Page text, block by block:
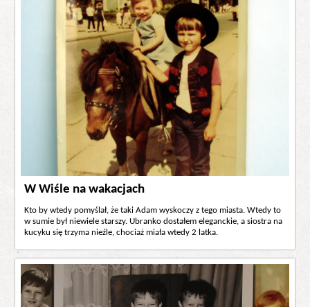
W Wiśle na wakacjach
Kto by wtedy pomyślał, że taki Adam wyskoczy z tego miasta. Wtedy to
w sumie był niewiele starszy. Ubranko dostałem eleganckie, a siostra na
kucyku się trzyma nieźle, chociaż miała wtedy 2 latka.